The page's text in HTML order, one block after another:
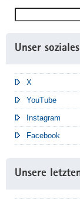
Unser
X
YouTube
Instagram
Facebook
Unsere